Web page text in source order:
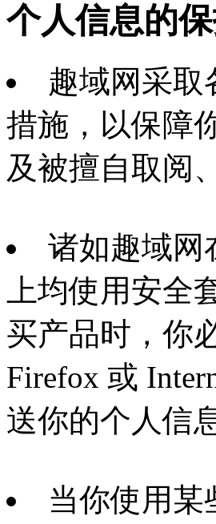
个人信息的
趣域网采取
措施，以保障
及被擅自取阅
诸如趣域网
上均使用安全
买产品时，你
Firefox 或
送你的个人信
当你使用某